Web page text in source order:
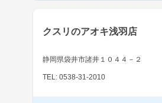
クスリのアオキ浅羽店
静岡県袋井市諸井１０４４－２
TEL: 0538-31-2010